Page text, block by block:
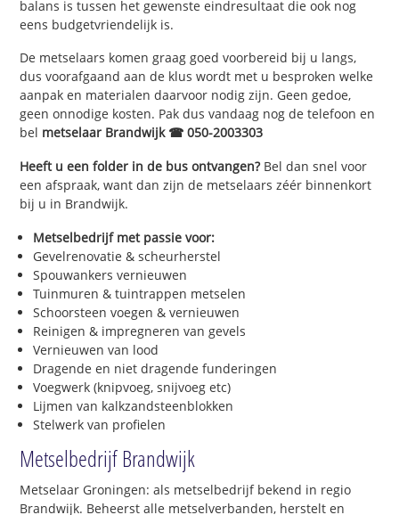
balans is tussen het gewenste eindresultaat die ook nog
eens budgetvriendelijk is.
De metselaars komen graag goed voorbereid bij u langs,
dus voorafgaand aan de klus wordt met u besproken welke
aanpak en materialen daarvoor nodig zijn. Geen gedoe,
geen onnodige kosten. Pak dus vandaag nog de telefoon en
bel metselaar Brandwijk ☎ 050-2003303
Heeft u een folder in de bus ontvangen?Bel dan snel voor
een afspraak, want dan zijn de metselaars zéér binnenkort
bij u in Brandwijk.
Metselbedrijf met passie voor:
Gevelrenovatie & scheurherstel
Spouwankers vernieuwen
Tuinmuren & tuintrappen metselen
Schoorsteen voegen & vernieuwen
Reinigen & impregneren van gevels
Vernieuwen van lood
Dragende en niet dragende funderingen
Voegwerk (knipvoeg, snijvoeg etc)
Lijmen van kalkzandsteenblokken
Stelwerk van profielen
Metselbedrijf Brandwijk
Metselaar Groningen: als metselbedrijf bekend in regio
Brandwijk. Beheerst alle metselverbanden, herstelt en